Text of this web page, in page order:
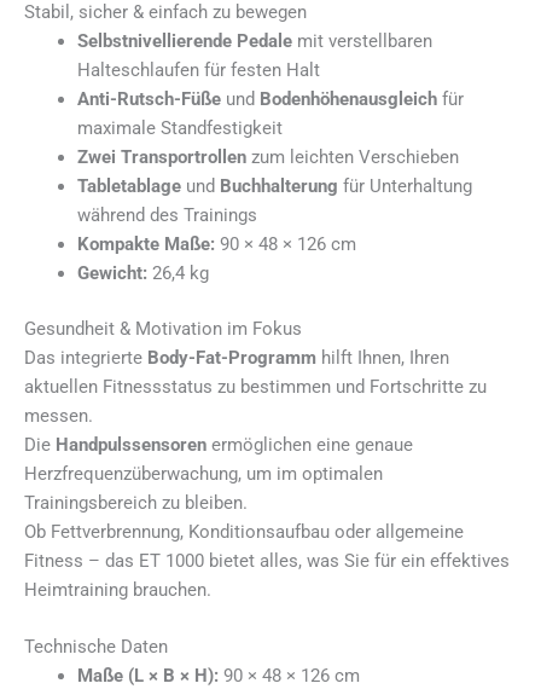
Stabil, sicher & einfach zu bewegen
Selbstnivellierende Pedalemit verstellbaren
Halteschlaufen für festen Halt
Anti-Rutsch-Füßeund Bodenhöhenausgleichfür
maximale Standfestigkeit
Zwei Transportrollenzum leichten Verschieben
Tabletablageund Buchhalterung für Unterhaltung
während des Trainings
Kompakte Maße: 90 × 48 × 126 cm
Gewicht: 26,4 kg
Gesundheit & Motivation im Fokus
Das integrierte Body-Fat-Programm hilft Ihnen, Ihren
aktuellen Fitnessstatus zu bestimmen und Fortschritte zu
messen.
Die Handpulssensoren ermöglichen eine genaue
Herzfrequenzüberwachung, um im optimalen
Trainingsbereich zu bleiben.
Ob Fettverbrennung, Konditionsaufbau oder allgemeine
Fitness – das ET 1000 bietet alles, was Sie für ein effektives
Heimtraining brauchen.
Technische Daten
Maße (L × B × H): 90 × 48 × 126 cm